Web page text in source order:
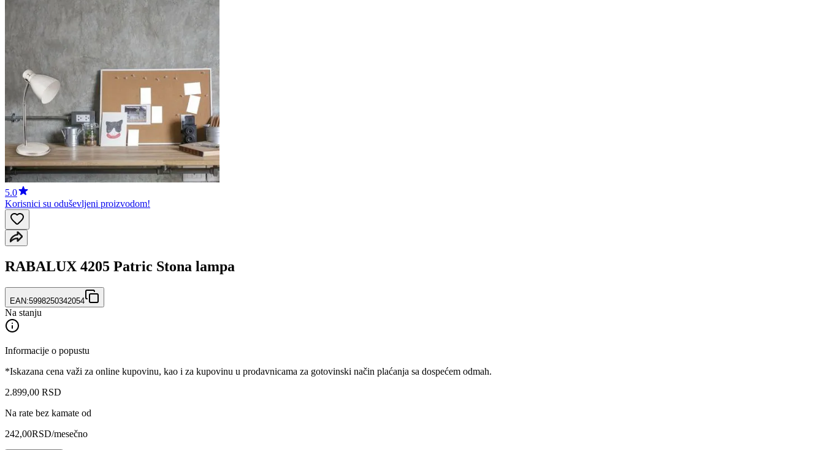
5.0
Korisnici su oduševljeni proizvodom!
RABALUX 4205 Patric Stona lampa
EAN:5998250342054
Na stanju
Informacije o popustu
*Iskazana cena važi za online kupovinu, kao i za kupovinu u prodavnicama za gotovinski način plaćanja sa dospećem odmah.
2.899,00 RSD
Na rate bez kamate od
242,00RSD/mesečno